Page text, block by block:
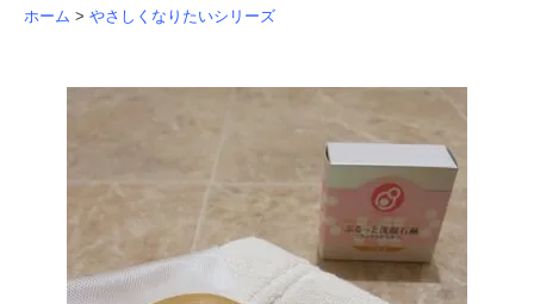
ホーム > やさしくなりたいシリーズ